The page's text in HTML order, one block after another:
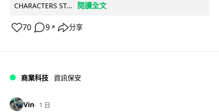
CHARACTERS ST...
閱讀全文
70 9 ↗ 分享
商業科技 資訊保安
Vin 1 日